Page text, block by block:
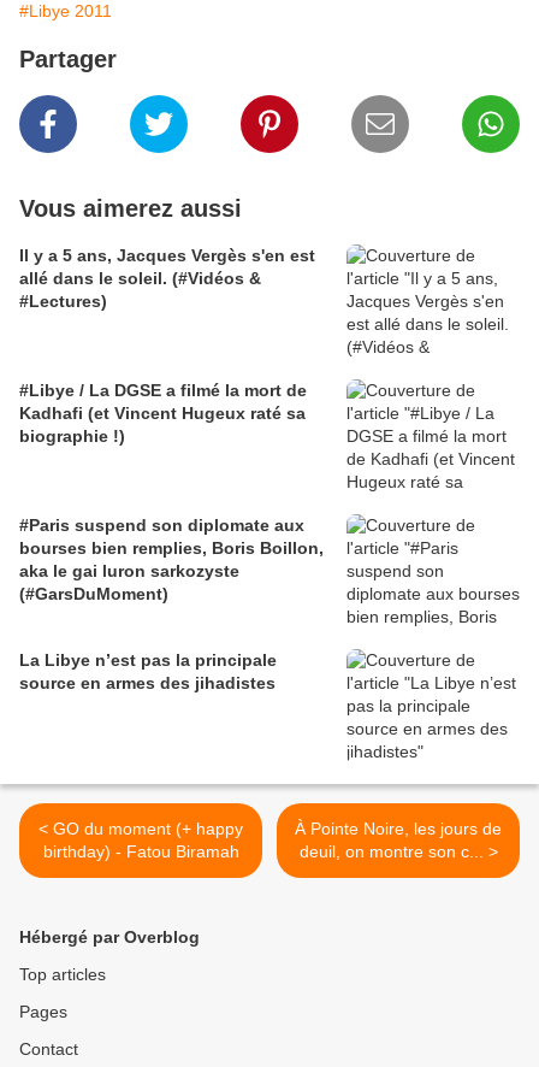
#Libye 2011
Partager
Vous aimerez aussi
Il y a 5 ans, Jacques Vergès s'en est
allé dans le soleil. (#Vidéos &
#Lectures)
#Libye / La DGSE a filmé la mort de
Kadhafi (et Vincent Hugeux raté sa
biographie !)
#Paris suspend son diplomate aux
bourses bien remplies, Boris Boillon,
aka le gai luron sarkozyste
(#GarsDuMoment)
La Libye n’est pas la principale
source en armes des jihadistes
< GO du moment (+ happy
birthday) - Fatou Biramah
À Pointe Noire, les jours de
deuil, on montre son c... >
Hébergé par Overblog
Top articles
Pages
Contact